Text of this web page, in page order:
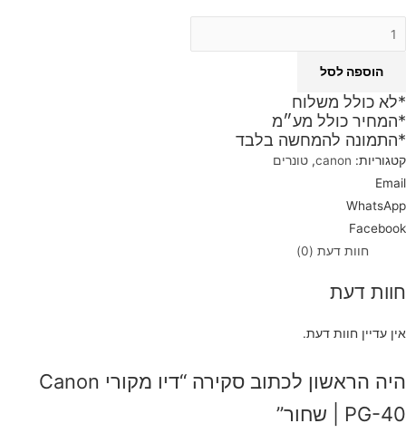
הוספה לסל
*לא כולל משלוח
*המחיר כולל מע״מ
*התמונה להמחשה בלבד
קטגוריות: canon
, טונרים
Email
WhatsApp
Facebook
חוות דעת (0)
חוות דעת
אין עדיין חוות דעת.
היה הראשון לכתוב סקירה “דיו מקורי Canon
PG-40 | שחור”